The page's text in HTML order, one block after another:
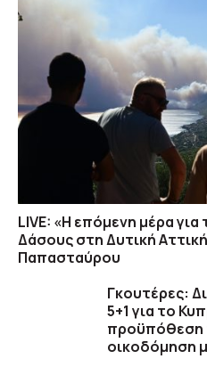
LIVE: «Η επόμενη μέρα
Δάσους στη Δυτική
Παπασταύρου
Γκουτέρες:
5+1 για το
προϋπόθεση
οικοδόμηση